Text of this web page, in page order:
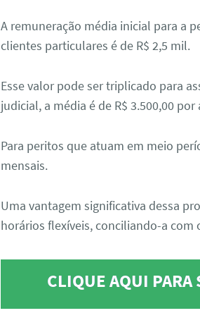
A remuneração média inicial para a
clientes particulares é de R$ 2,5 mil.
Esse valor pode ser triplicado para
judicial, a média é de R$ 3.500,00
Para peritos que atuam em meio
mensais.
Uma vantagem significativa dessa
horários flexíveis, conciliando-a
CLIQUE AQUI PARA